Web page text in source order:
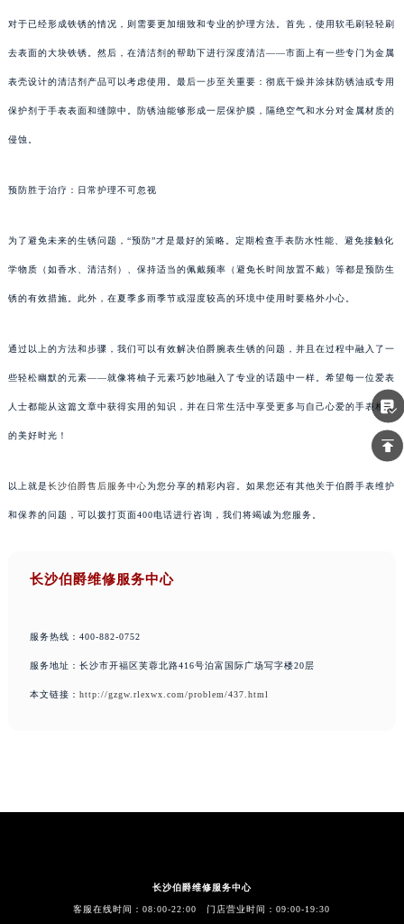
对于已经形成铁锈的情况，则需要更加细致和专业的护理方法。首先，使用软毛刷轻轻刷
去表面的大块铁锈。然后，在清洁剂的帮助下进行深度清洁——市面上有一些专门为金属
表壳设计的清洁剂产品可以考虑使用。最后一步至关重要：彻底干燥并涂抹防锈油或专用
保护剂于手表表面和缝隙中。防锈油能够形成一层保护膜，隔绝空气和水分对金属材质的
侵蚀。
预防胜于治疗：日常护理不可忽视
为了避免未来的生锈问题，“预防”才是最好的策略。定期检查手表防水性能、避免接触化
学物质（如香水、清洁剂）、保持适当的佩戴频率（避免长时间放置不戴）等都是预防生
锈的有效措施。此外，在夏季多雨季节或湿度较高的环境中使用时要格外小心。
通过以上的方法和步骤，我们可以有效解决伯爵腕表生锈的问题，并且在过程中融入了一
些轻松幽默的元素——就像将柚子元素巧妙地融入了专业的话题中一样。希望每一位爱表
人士都能从这篇文章中获得实用的知识，并在日常生活中享受更多与自己心爱的手表相伴
的美好时光！
以上就是长沙伯爵售后服务中心为您分享的精彩内容。如果您还有其他关于伯爵手表维护
和保养的问题，可以拨打页面400电话进行咨询，我们将竭诚为您服务。
长沙伯爵维修服务中心
服务热线：400-882-0752
服务地址：长沙市开福区芙蓉北路416号泊富国际广场写字楼20层
本文链接： http://gzgw.rlexwx.com/problem/437.html
长沙伯爵维修服务中心
客服在线时间：08:00-22:00 门店营业时间：09:00-19:30